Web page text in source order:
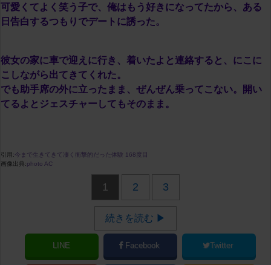
可愛くてよく笑う子で、俺はもう好きになってたから、ある
日告白するつもりでデートに誘った。
彼女の家に車で迎えに行き、着いたよと連絡すると、にこに
こしながら出てきてくれた。
でも助手席の外に立ったまま、ぜんぜん乗ってこない。開い
てるよとジェスチャーしてもそのまま。
引用:今まで生きてきて凄く衝撃的だった体験 168度目
画像出典:photo AC
1 2 3
続きを読む ▶
LINE Facebook Twitter